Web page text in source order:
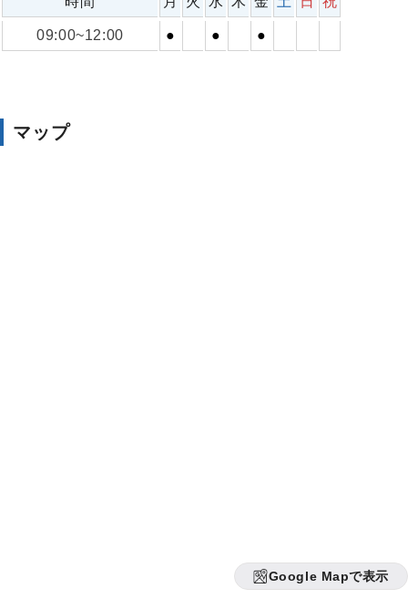
09:00~12:00 ● ● ●
マップ
Google Mapで表示